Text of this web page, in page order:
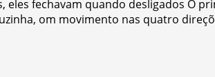
eles fechavam quando desligados O
om movimento nas quatro